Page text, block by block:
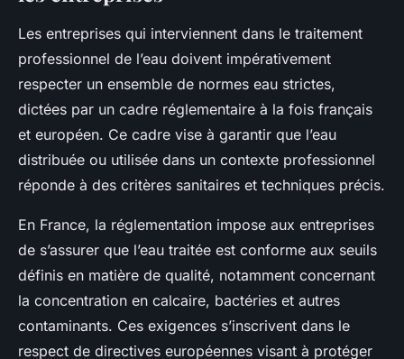
Les entreprises qui interviennent dans le traitement
professionnel de l’eau doivent impérativement
respecter un ensemble de normes eau strictes,
dictées par un cadre réglementaire à la fois français
et européen. Ce cadre vise à garantir que l’eau
distribuée ou utilisée dans un contexte professionnel
réponde à des critères sanitaires et techniques précis.
En France, la réglementation impose aux entreprises
de s’assurer que l’eau traitée est conforme aux seuils
définis en matière de qualité, notamment concernant
la concentration en calcaire, bactéries et autres
contaminants. Ces exigences s’inscrivent dans le
respect de directives européennes visant à protéger